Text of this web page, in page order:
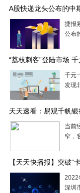
A股快递龙头公布的中
捷报
公布
“荔枝刺客”登陆市场 千
千元
发现
天天速看：易观千帆银
当前
窄，
【天天快播报】突破“
2022
深圳